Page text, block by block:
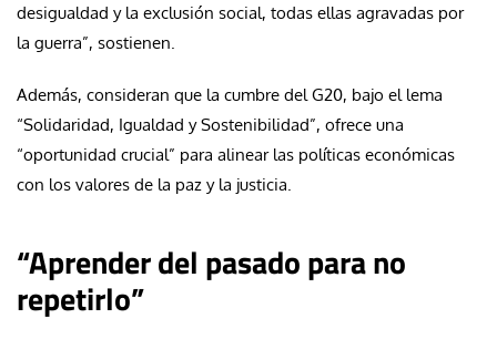
desigualdad y la exclusión social, todas ellas agravadas por
la guerra”, sostienen.
Además, consideran que la cumbre del G20, bajo el lema
“Solidaridad, Igualdad y Sostenibilidad”, ofrece una
“oportunidad crucial” para alinear las políticas económicas
con los valores de la paz y la justicia.
“Aprender del pasado para no
repetirlo”